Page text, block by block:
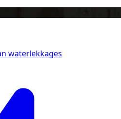
waterlekkages